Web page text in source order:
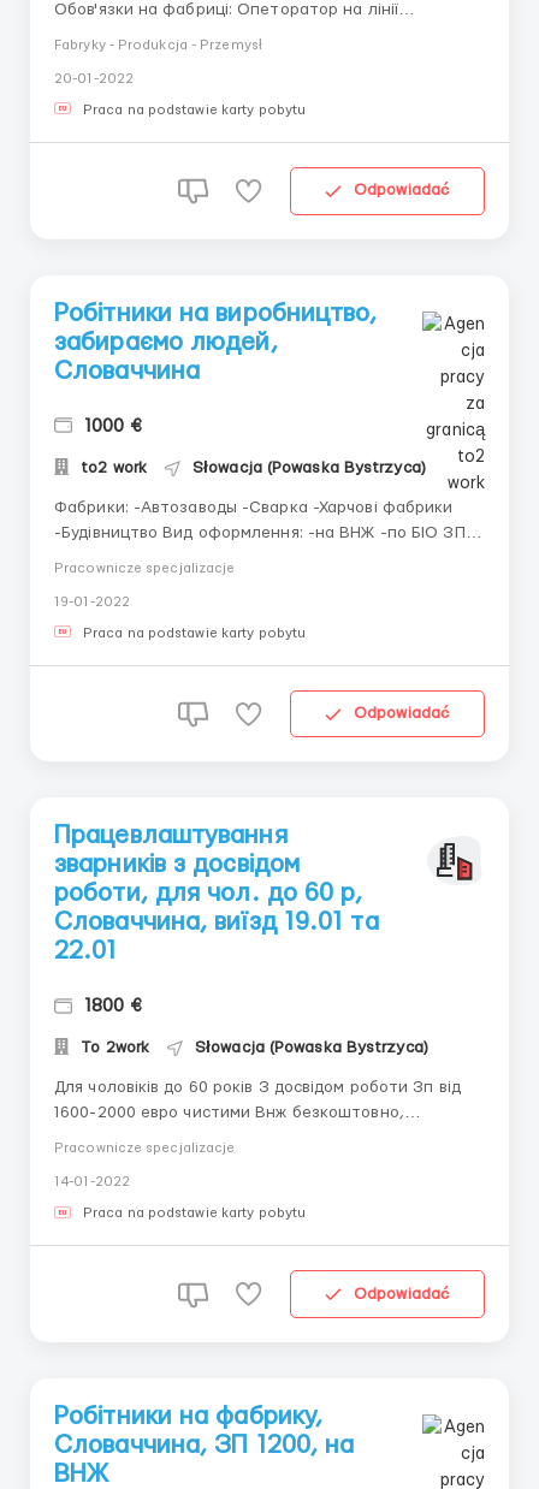
Обов'язки на фабриці: Опеторатор на лінії
виробництва автодеталей, виготовлення
збірка деталей. Необхідні документи: біометричний
паспорт без активних віз. Довідка про відсутність
Fabryky - Produkcja - Przemysł
20-01-2022
Praca na podstawie karty pobytu
Odpowiadać
Робітники на виробництво,
забираємо людей,
Словаччина
1000 €
to2 work Słowacja (Powaska Bystrzyca)
Фабрики: -Автозаводы -Сварка -Харчові фабрики
-Будівництво Вид оформлення: -на ВНЖ -по БІО ЗП
Pracownicze specjalizacje
19-01-2022
Praca na podstawie karty pobytu
Odpowiadać
Працевлаштування
зварників з досвідом
роботи, для чол. до 60 р,
Словаччина, виїзд 19.01 та
22.01
1800 €
To 2work Słowacja (Powaska Bystrzyca)
Для чоловіків до 60 років З досвідом роботи Зп від
1600-2000 евро чистими Внж безкоштовно,
детально: від 8 до 10 евро в годину. ...
Pracownicze specjalizacje
14-01-2022
Praca na podstawie karty pobytu
Odpowiadać
Робітники на фабрику,
Словаччина, ЗП 1200, на
ВНЖ